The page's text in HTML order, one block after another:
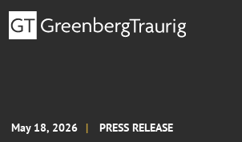
May 18, 2026 PRESS RELEASE